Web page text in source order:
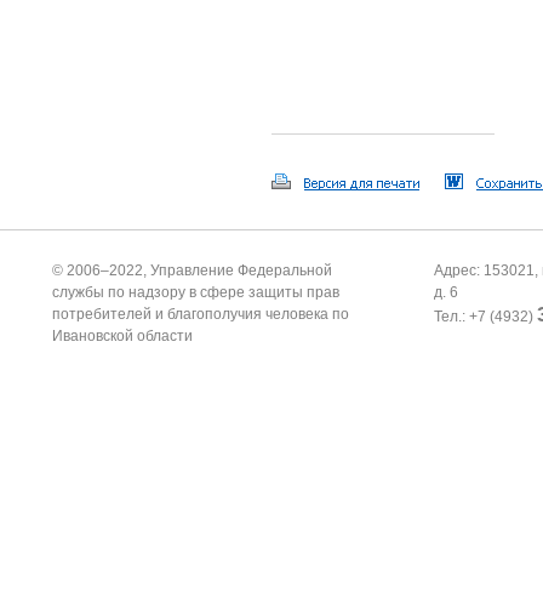
© 2006–2022, Управление Федеральной
службы по надзору в сфере защиты прав
потребителей и благополучия человека по
Ивановской области
Адрес: 153021,
д. 6
Тел.: +7 (4932)